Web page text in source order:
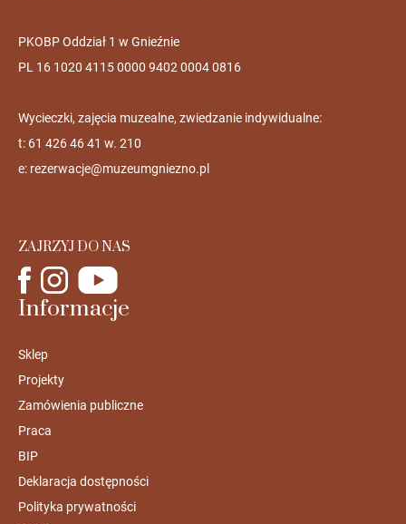
PKOBP Oddział 1 w Gnieźnie
PL 16 1020 4115 0000 9402 0004 0816
Wycieczki, zajęcia muzealne, zwiedzanie indywidualne:
t: 61 426 46 41 w. 210
e: rezerwacje@muzeumgniezno.pl
ZAJRZYJ DO NAS
Informacje
Sklep
Projekty
Zamówienia publiczne
Praca
BIP
Deklaracja dostępności
Polityka prywatności